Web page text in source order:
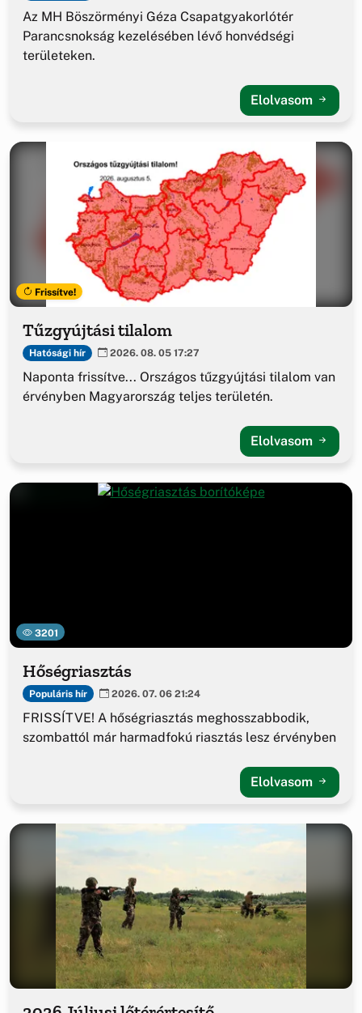
Az MH Böszörményi Géza Csapatgyakorlótér
Parancsnokság kezelésében lévő honvédségi
területeken.
Elolvasom
Frissítve!
Tűzgyújtási tilalom
Hatósági hír 2026. 08. 05 17:27
Naponta frissítve... Országos tűzgyújtási tilalom van
érvényben Magyarország teljes területén.
Elolvasom
3201
Hőségriasztás
Populáris hír 2026. 07. 06 21:24
FRISSÍTVE! A hőségriasztás meghosszabbodik,
szombattól már harmadfokú riasztás lesz érvényben
Elolvasom